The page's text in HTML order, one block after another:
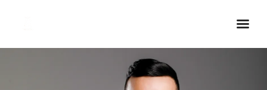
Inicio Real FM